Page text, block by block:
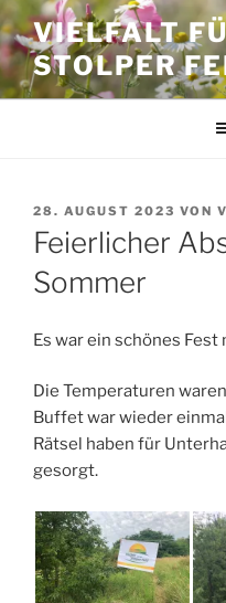
Zum
Inhalt
springen
VIELFALT
STOLPER
VERÖFFENTLICHT
AM
28. AUGUST 2023 VON
Feierlicher
Sommer
Es war ein schönes Fest
Die Temperaturen
Buffet war wieder
Rätsel haben für
gesorgt.